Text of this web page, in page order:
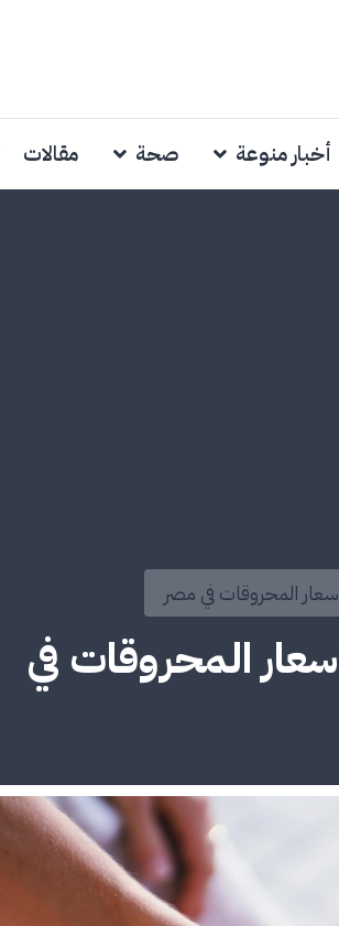
أخبار منوعة صحة مقالات
المحروقات في مصر
المحروقات في